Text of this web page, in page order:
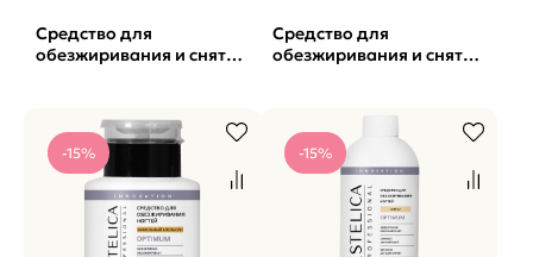
Средство для
обезжиривания и снятия
Средство для
обезжиривания и снятия
-15% -15%